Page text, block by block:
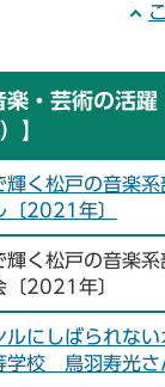
楽・芸術の活
】
輝く松戸の音楽
〔2021年〕
輝く松戸の音楽
〔2021年〕
ルにしばられな
学校 鳥羽寿光さ